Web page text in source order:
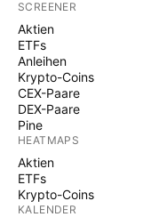
SCREENER
Aktien
ETFs
Anleihen
Krypto-Coins
CEX-Paare
DEX-Paare
Pine
HEATMAPS
Aktien
ETFs
Krypto-Coins
KALENDER